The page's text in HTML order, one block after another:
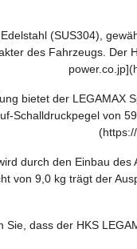
(SUS304),
des Fahrzeugs. Der
bietet der LEGAMAX
Schalldruckpegel von
durch den Einbau
von 9,0 kg trägt der
Sie, dass der HKS